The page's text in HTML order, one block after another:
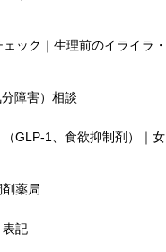
ック｜生理前のイライラ・
障害）相談
GLP-1、食欲抑制剤）｜女
薬局
記